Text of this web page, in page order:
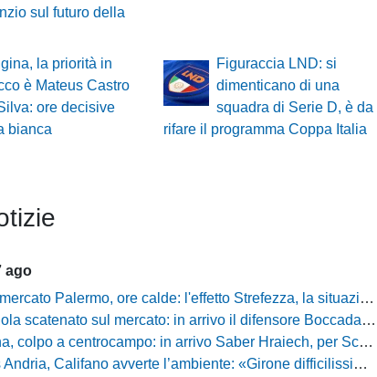
sul futuro della
la priorità in
è Mateus Castro
ore decisive
bianca
Figuraccia LND: si
dimenticano di una
squadra di Serie D, è da
rifare il programma Coppa Italia
ago
Palermo, ore calde: l'effetto Strefezza, la situazione Segre e i nomi per l'attacco
scatenato sul mercato: in arrivo il difensore Boccadamo a titolo temporaneo
a centrocampo: in arrivo Saber Hraiech, per Scappini si attende l'accordo
Califano avverte l’ambiente: «Girone difficilissimo, affascinante e bellissimo: non prometto risultati»